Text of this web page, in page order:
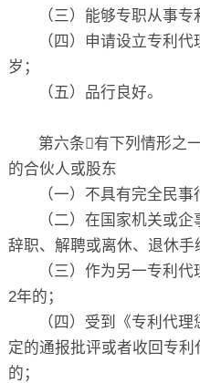
（三）能够专职从事专
（四）申请设立专利
岁；
（五）品行良好。
第六条有下列情形之
的合伙人或股东
（一）不具有完全民
（二）在国家机关或
辞职、解聘或离休、退休手
（三）作为另一专利
2年的；
（四）受到《专利代
定的通报批评或者收回专
的；